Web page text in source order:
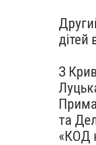
дітей
З
та
«КОД